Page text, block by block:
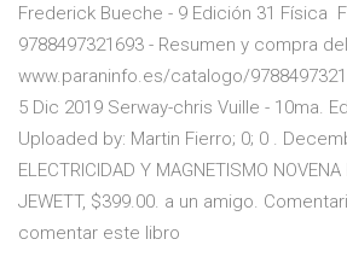
Frederick Bueche - 9 Edición 31 Física
9788497321693 - Resumen y compra
www.paraninfo.es/catalogo/
5 Dic 2019 Serway-chris Vuille - 10ma.
Uploaded by: Martin Fierro; 0; 0 .
ELECTRICIDAD Y MAGNETISMO NOVENA
JEWETT, $399.00. a un amigo.
comentar este libro